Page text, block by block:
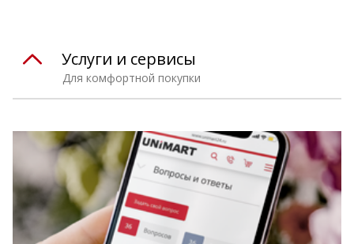
Для комфортной покупки
Услуги и сервисы